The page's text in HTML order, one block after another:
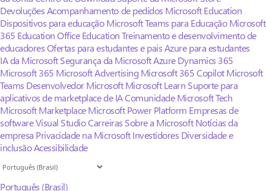
DevoluçõesAcompanhamento de pedidos Microsoft Education
Dispositivos para educação Microsoft Teams para Educação Microsoft
365 Education Office EducationTreinamento e desenvolvimento de
educadoresOfertas para estudantes e paisAzure para estudantes
IA da MicrosoftSegurança da MicrosoftAzureDynamics 365
Microsoft 365 Microsoft Advertising Microsoft 365 Copilot Microsoft
Teams Desenvolvedor Microsoft Microsoft Learn Suporte para
aplicativos de marketplace de IAComunidade Microsoft Tech
Microsoft MarketplaceMicrosoft Power Platform Empresas de
softwareVisual StudioCarreiras Sobre a Microsoft Notícias da
empresa Privacidade na Microsoft Investidores Diversidade e
inclusãoAcessibilidade
Português (Brasil)